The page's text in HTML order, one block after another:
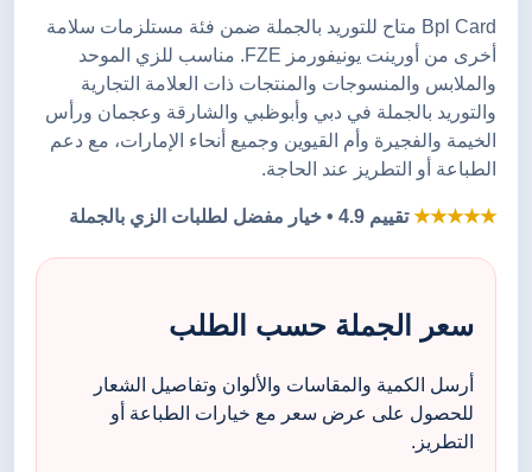
Bpl Card متاح للتوريد بالجملة ضمن فئة مستلزمات سلامة
أخرى من أورينت يونيفورمز FZE. مناسب للزي الموحد
والملابس والمنسوجات والمنتجات ذات العلامة التجارية
والتوريد بالجملة في دبي وأبوظبي والشارقة وعجمان ورأس
الخيمة والفجيرة وأم القيوين وجميع أنحاء الإمارات، مع دعم
الطباعة أو التطريز عند الحاجة.
★★★★★تقييم 4.9 • خيار مفضل لطلبات الزي بالجملة
سعر الجملة حسب الطلب
أرسل الكمية والمقاسات والألوان وتفاصيل الشعار
للحصول على عرض سعر مع خيارات الطباعة أو
التطريز.